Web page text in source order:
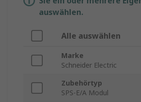
auswählen.
Alle auswählen
Marke
Schneider Electric
Zubehörtyp
SPS-E/A Modul